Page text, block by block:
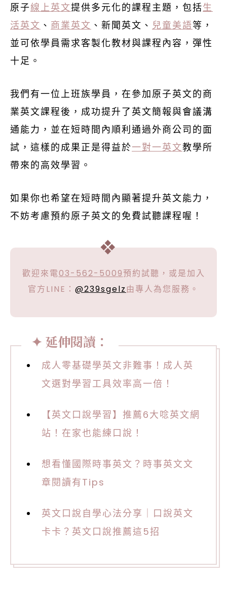
原子線上英文提供多元化的課程主題，包括生
活英文 、 商業英文 、新聞英文、 兒童美語等，
並可依學員需求客製化教材與課程內容，彈性
十足。
我們有一位上班族學員，在參加原子英文的商
業英文課程後，成功提升了英文簡報與會議溝
通能力，並在短時間內順利通過外商公司的面
試，這樣的成果正是得益於一對一英文教學所
帶來的高效學習。
如果你也希望在短時間內顯著提升英文能力，
不妨考慮預約原子英文的免費試聽課程喔！
歡迎來電03-562-5009預約試聽，或是加入
官方LINE： @239sgelz 由專人為您服務。
延伸閱讀：
成人零基礎學英文非難事！成人英
文選對學習工具效率高一倍！
【英文口說學習】推薦6大唸英文網
站！在家也能練口說！
想看懂國際時事英文？時事英文文
章閱讀有Tips
英文口說自學心法分享｜口說英文
卡卡？英文口說推薦這5招